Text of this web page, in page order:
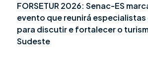
FORSETUR 2026: Senac-ES
evento que reunirá especialistas
para discutir e fortalecer o
Sudeste